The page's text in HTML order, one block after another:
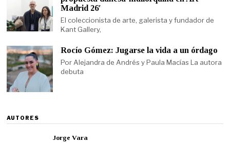
Madrid 26′
El coleccionista de arte, galerista y fundador de
Kant Gallery,
Rocío Gómez: Jugarse la vida a un órdago
Por Alejandra de Andrés y Paula Macías La autora
debuta
AUTORES
Jorge Vara